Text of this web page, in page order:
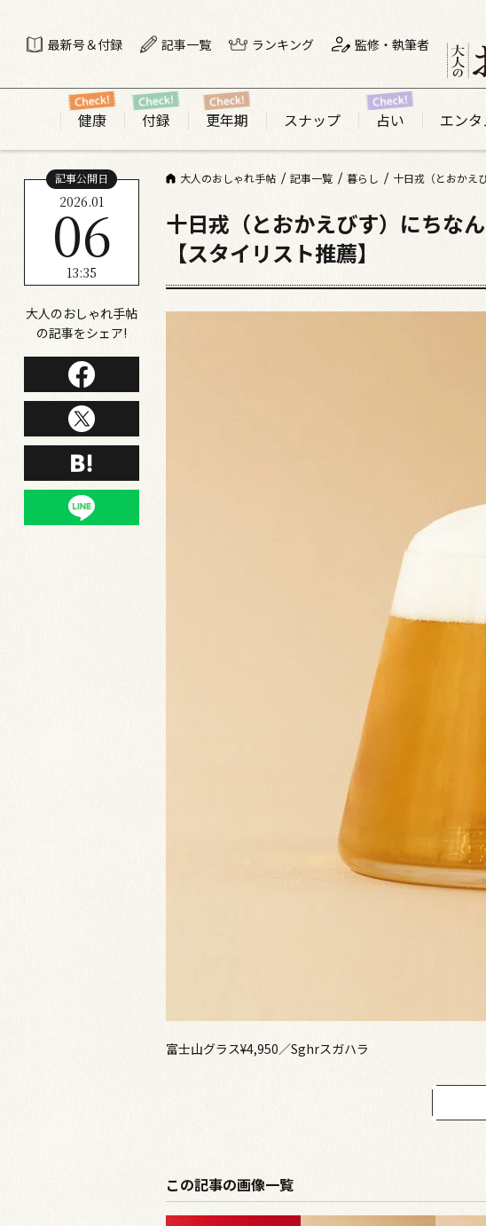
最新号＆付録 記事一覧 ランキング 監修・執筆者
健康 付録 更年期 スナップ 占い エン
記事公開日
2026.01
06
13:35
大人のおしゃれ手帖
の記事をシェア!
大人のおしゃれ手帖 記事一覧 暮らし 十日戎（とおかえ
十日戎（とおかえびす）にちな
【スタイリスト推薦】
富士山グラス¥4,950／Sghrスガハラ
この記事の画像一覧